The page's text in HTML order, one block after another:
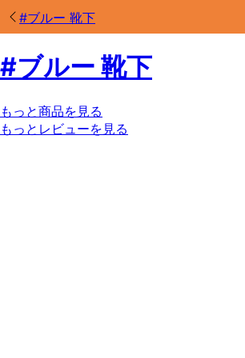
#ブルー 靴下
#ブルー 靴下
もっと商品を見る
もっとレビューを見る